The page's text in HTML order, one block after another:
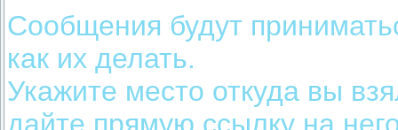
Сообщения будут
как их делать.
Укажите место откуда вы